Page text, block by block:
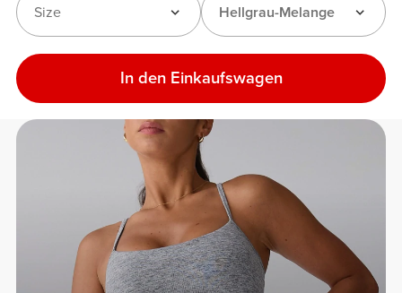
Hellgrau-Melange
Size
In den Einkaufswagen